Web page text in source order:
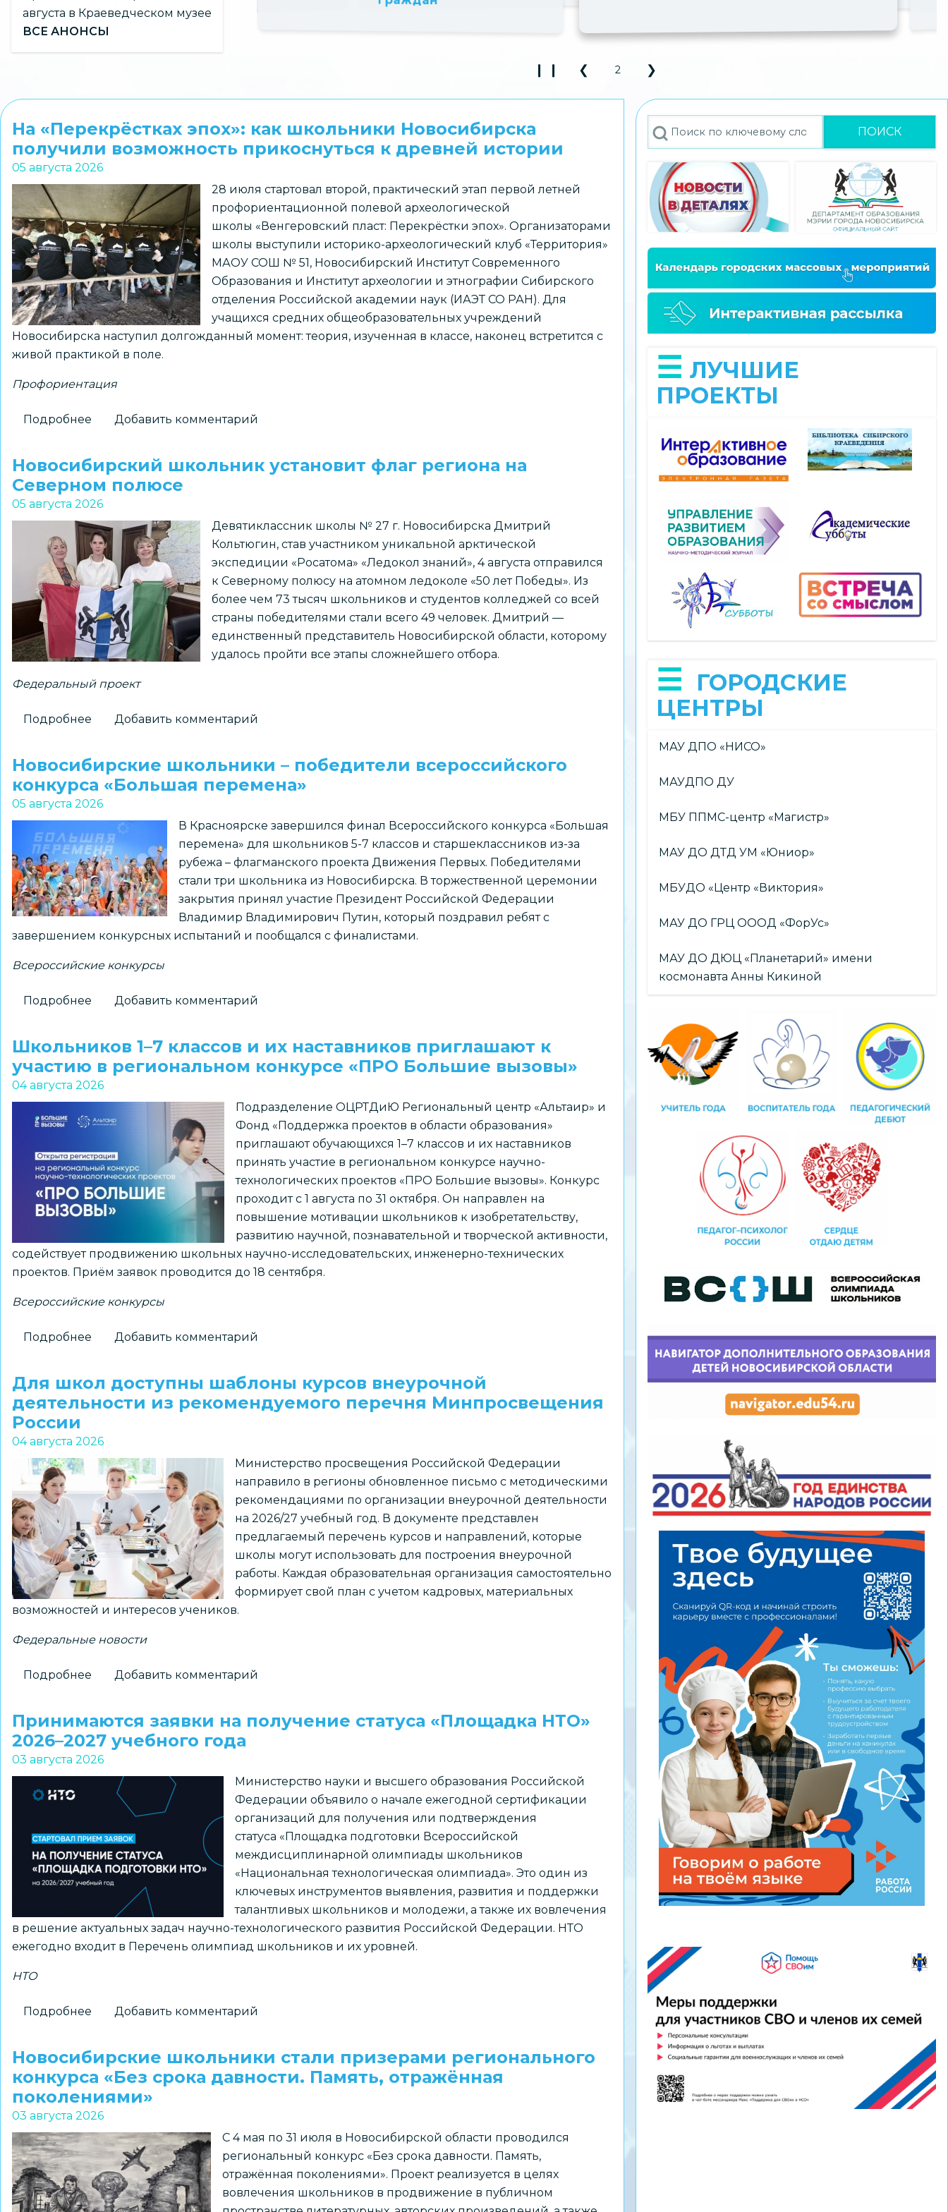
августа в Краеведческом музее
ВСЕ АНОНСЫ
Play Pause 3D Carousel
❙ ❙
Previous Slide
❮ 2
Next Slide
❯
На «Перекрёстках эпох»: как школьники Новосибирска
получили возможность прикоснуться к древней истории
05 августа 2026
28 июля стартовал второй, практический этап первой летней
профориентационной полевой археологической
школы «Венгеровский пласт: Перекрёстки эпох». Организаторами
школы выступили историко-археологический клуб «Территория»
МАОУ СОШ № 51, Новосибирский Институт Современного
Образования и Институт археологии и этнографии Сибирского
отделения Российской академии наук (ИАЭТ СО РАН). Для
учащихся средних общеобразовательных учреждений
Новосибирска наступил долгожданный момент: теория, изученная в классе, наконец встретится с
живой практикой в поле.
Профориентация
Подробнее
«Перекрёстках
эпох»:
как
школьники
Новосибирска
получили
возможность
прикоснуться
древней
истории
Добавить комментарий
Новосибирский школьник установит флаг региона на
Северном полюсе
05 августа 2026
Девятиклассник школы № 27 г. Новосибирска Дмитрий
Кольтюгин, став участником уникальной арктической
экспедиции «Росатома» «Ледокол знаний», 4 августа отправился
к Северному полюсу на атомном ледоколе «50 лет Победы». Из
более чем 73 тысяч школьников и студентов колледжей со всей
страны победителями стали всего 49 человек. Дмитрий —
единственный представитель Новосибирской области, которому
удалось пройти все этапы сложнейшего отбора.
Федеральный проект
Подробнее
установит
флаг
региона
Северном
полюсе
Добавить комментарий
Новосибирские школьники – победители всероссийского
конкурса «Большая перемена»
05 августа 2026
В Красноярске завершился финал Всероссийского конкурса «Большая
перемена» для школьников 5-7 классов и старшеклассников из-за
рубежа – флагманского проекта Движения Первых. Победителями
стали три школьника из Новосибирска. В торжественной церемонии
закрытия принял участие Президент Российской Федерации
Владимир Владимирович Путин, который поздравил ребят с
завершением конкурсных испытаний и пообщался с финалистами.
Всероссийские конкурсы
Подробнее
школьники
–
победители
всероссийского
«Большая
Добавить комментарий
Школьников 1–7 классов и их наставников приглашают к
участию в региональном конкурсе «ПРО Большие вызовы»
04 августа 2026
Подразделение ОЦРТДиЮ Региональный центр «Альтаир» и
Фонд «Поддержка проектов в области образования»
приглашают обучающихся 1–7 классов и их наставников
принять участие в региональном конкурсе научно-
технологических проектов «ПРО Большие вызовы». Конкурс
проходит с 1 августа по 31 октября. Он направлен на
повышение мотивации школьников к изобретательству,
развитию научной, познавательной и творческой активности,
содействует продвижению школьных научно-исследовательских, инженерно-технических
проектов. Приём заявок проводится до 18 сентября.
Всероссийские конкурсы
Подробнее
7
классов
их
наставников
приглашают
к
участию
в
региональном
конкурсе
«ПРО
Большие
Добавить комментарий
Для школ доступны шаблоны курсов внеурочной
деятельности из рекомендуемого перечня Минпросвещения
России
04 августа 2026
Министерство просвещения Российской Федерации
направило в регионы обновленное письмо с методическими
рекомендациями по организации внеурочной деятельности
на 2026/27 учебный год. В документе представлен
предлагаемый перечень курсов и направлений, которые
школы могут использовать для построения внеурочной
работы. Каждая образовательная организация самостоятельно
формирует свой план с учетом кадровых, материальных
возможностей и интересов учеников.
Федеральные новости
Подробнее
доступны
шаблоны
курсов
внеурочной
деятельности
рекомендуемого
перечня
Минпросвещения
России
Добавить комментарий
Принимаются заявки на получение статуса «Площадка НТО»
2026–2027 учебного года
03 августа 2026
Министерство науки и высшего образования Российской
Федерации объявило о начале ежегодной сертификации
организаций для получения или подтверждения
статуса «Площадка подготовки Всероссийской
междисциплинарной олимпиады школьников
«Национальная технологическая олимпиада». Это один из
ключевых инструментов выявления, развития и поддержки
талантливых школьников и молодежи, а также их вовлечения
в решение актуальных задач научно-технологического развития Российской Федерации. НТО
ежегодно входит в Перечень олимпиад школьников и их уровней.
НТО
Подробнее
на
получение
статуса
«Площадка
НТО»
2026–
2027
учебного
Добавить комментарий
Новосибирские школьники стали призерами регионального
конкурса «Без срока давности. Память, отражённая
поколениями»
03 августа 2026
С 4 мая по 31 июля в Новосибирской области проводился
региональный конкурс «Без срока давности. Память,
отражённая поколениями». Проект реализуется в целях
вовлечения школьников в продвижение в публичном
Поиск
ЛУЧШИЕ
ПРОЕКТЫ
ГОРОДСКИЕ
ЦЕНТРЫ
МАУ ДПО «НИСО»
МАУДПО ДУ
МБУ ППМС-центр «Магистр»
МАУ ДО ДТД УМ «Юниор»
МБУДО «Центр «Виктория»
МАУ ДО ГРЦ ОООД «ФорУс»
МАУ ДО ДЮЦ «Планетарий» имени
космонавта Анны Кикиной